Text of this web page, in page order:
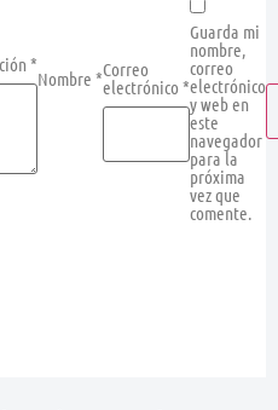
*
Nombre *Correo
electrónico *
Guarda mi
nombre,
correo
electrónico
y web en
este
navegador
para la
próxima
vez que
comente.